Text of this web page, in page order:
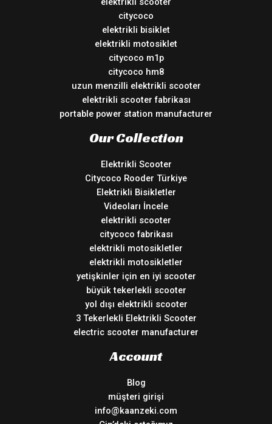
citycoco
elektrikli bisiklet
elektrikli motosiklet
citycoco m1p
citycoco hm8
uzun menzilli elektrikli scooter
elektrikli scooter fabrikası
portable power station manufacturer
Our Collection
Elektrikli Scooter
Citycoco Rooder Türkiye
Elektrikli Bisikletler
Videoları İncele
elektrikli scooter
citycoco fabrikası
elektrikli motosikletler
elektrikli motosikletler
yetişkinler için en iyi scooter
büyük tekerlekli scooter
yol dışı elektrikli scooter
3 Tekerlekli Elektrikli Scooter
electric scooter manufacturer
Account
Blog
müşteri girişi
info@kaanzeki.com